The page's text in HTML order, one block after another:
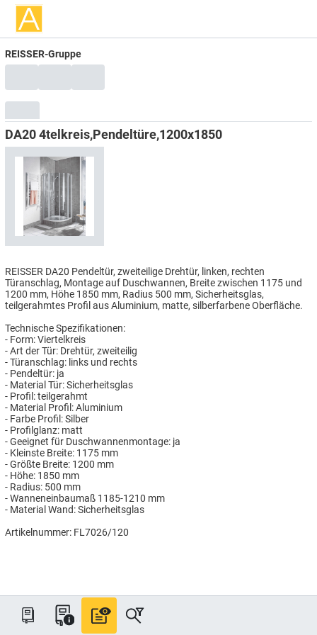
REISSER-Gruppe
DA20 4telkreis,Pendeltüre,1200x1850
REISSER DA20 Pendeltür, zweiteilige Drehtür, linken, rechten
Türanschlag, Montage auf Duschwannen, Breite zwischen 1175 und
1200 mm, Höhe 1850 mm, Radius 500 mm, Sicherheitsglas,
teilgerahmtes Profil aus Aluminium, matte, silberfarbene Oberfläche.
Technische Spezifikationen:
- Form: Viertelkreis
- Art der Tür: Drehtür, zweiteilig
- Türanschlag: links und rechts
- Pendeltür: ja
- Material Tür: Sicherheitsglas
- Profil: teilgerahmt
- Material Profil: Aluminium
- Farbe Profil: Silber
- Profilglanz: matt
- Geeignet für Duschwannenmontage: ja
- Kleinste Breite: 1175 mm
- Größte Breite: 1200 mm
- Höhe: 1850 mm
- Radius: 500 mm
- Wanneneinbaumaß 1185-1210 mm
- Material Wand: Sicherheitsglas
Artikelnummer: FL7026/120